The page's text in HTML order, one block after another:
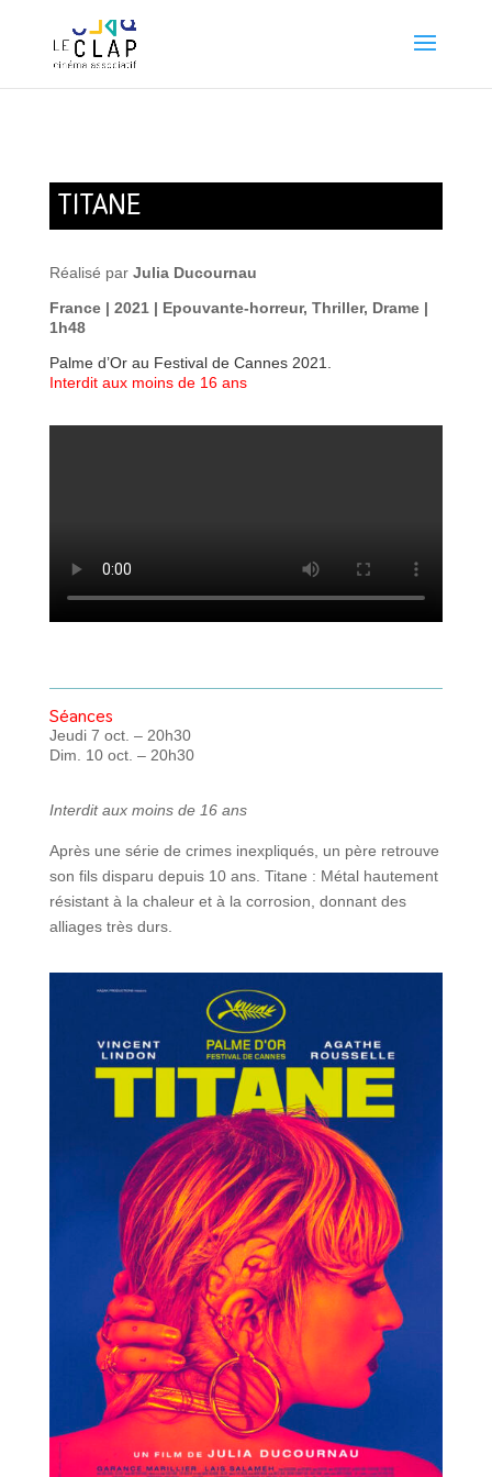
TITANE
Réalisé par Julia Ducournau
France | 2021 | Epouvante-horreur, Thriller, Drame |
1h48
Palme d’Or au Festival de Cannes 2021.
Interdit aux moins de 16 ans
Séances
Jeudi 7 oct. – 20h30
Dim. 10 oct. – 20h30
Interdit aux moins de 16 ans
Après une série de crimes inexpliqués, un père retrouve
son fils disparu depuis 10 ans. Titane : Métal hautement
résistant à la chaleur et à la corrosion, donnant des
alliages très durs.